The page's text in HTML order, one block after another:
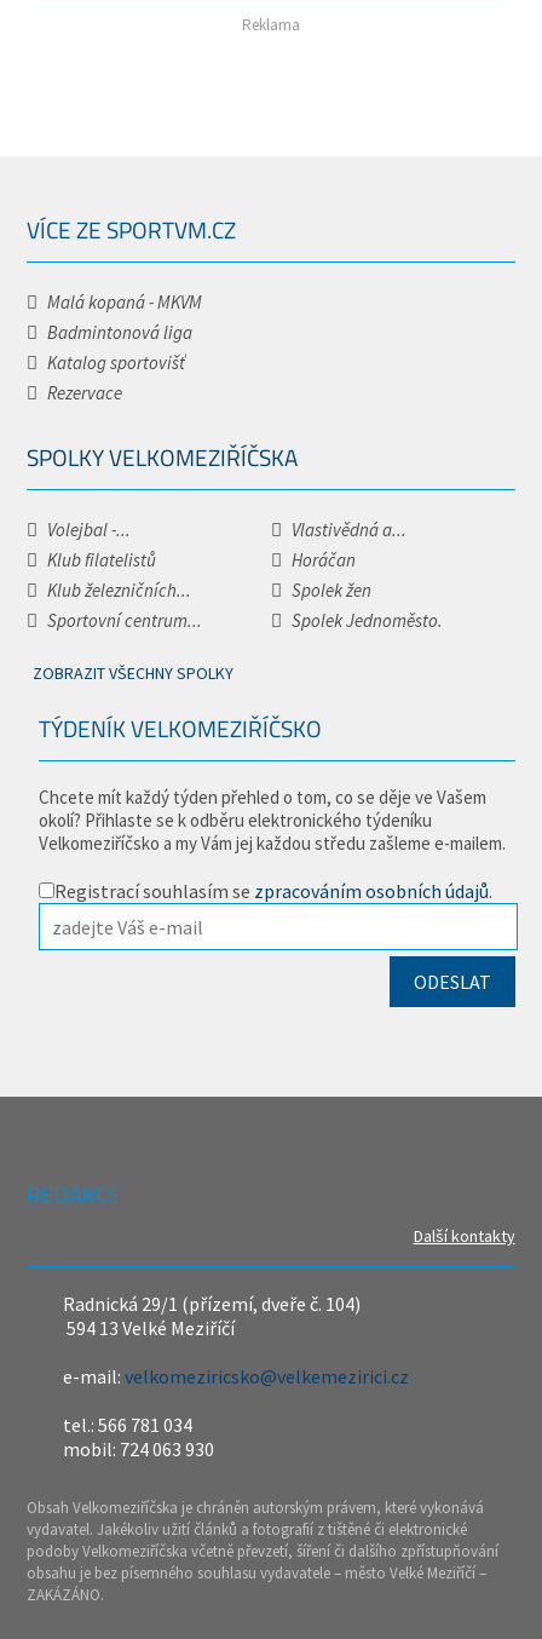
Reklama
VÍCE ZE SPORTVM.CZ
Malá kopaná - MKVM
Badmintonová liga
Katalog sportovišť
Rezervace
SPOLKY VELKOMEZIŘÍČSKA
Volejbal -...
Vlastivědná a...
Klub filatelistů
Horáčan
Klub železničních...
Spolek žen
Sportovní centrum...
Spolek Jednoměsto.
ZOBRAZIT VŠECHNY SPOLKY
TÝDENÍK VELKOMEZIŘÍČSKO
Chcete mít každý týden přehled o tom, co se děje ve Vašem
okolí? Přihlaste se k odběru elektronického týdeníku
Velkomeziříčsko a my Vám jej každou středu zašleme e-mailem.
Registrací souhlasím se zpracováním osobních údajů.
REDAKCE
Další kontakty
Radnická 29/1 (přízemí, dveře č. 104)
594 13 Velké Meziříčí
e-mail:velkomeziricsko@velkemezirici.cz
tel.: 566 781 034
mobil: 724 063 930
Obsah Velkomeziříčska je chráněn autorským právem, které vykonává
vydavatel. Jakékoliv užití článků a fotografií z tištěné či elektronické
podoby Velkomeziříčska včetně převzetí, šíření či dalšího zpřístupňování
obsahu je bez písemného souhlasu vydavatele – město Velké Meziříčí –
ZAKÁZÁNO.